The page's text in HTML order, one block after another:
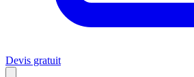
Devis gratuit